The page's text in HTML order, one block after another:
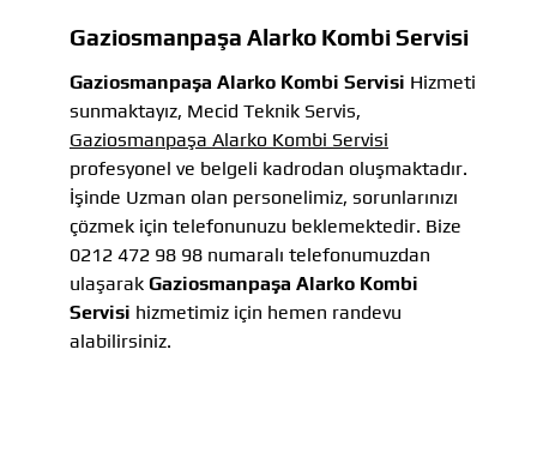
Gaziosmanpaşa Alarko Kombi Servisi
Gaziosmanpaşa Alarko Kombi Servisi Hizmeti
sunmaktayız, Mecid Teknik Servis,
Gaziosmanpaşa Alarko Kombi Servisi
profesyonel ve belgeli kadrodan oluşmaktadır.
İşinde Uzman olan personelimiz, sorunlarınızı
çözmek için telefonunuzu beklemektedir. Bize
0212 472 98 98 numaralı telefonumuzdan
ulaşarak Gaziosmanpaşa Alarko Kombi
Servisi hizmetimiz için hemen randevu
alabilirsiniz.